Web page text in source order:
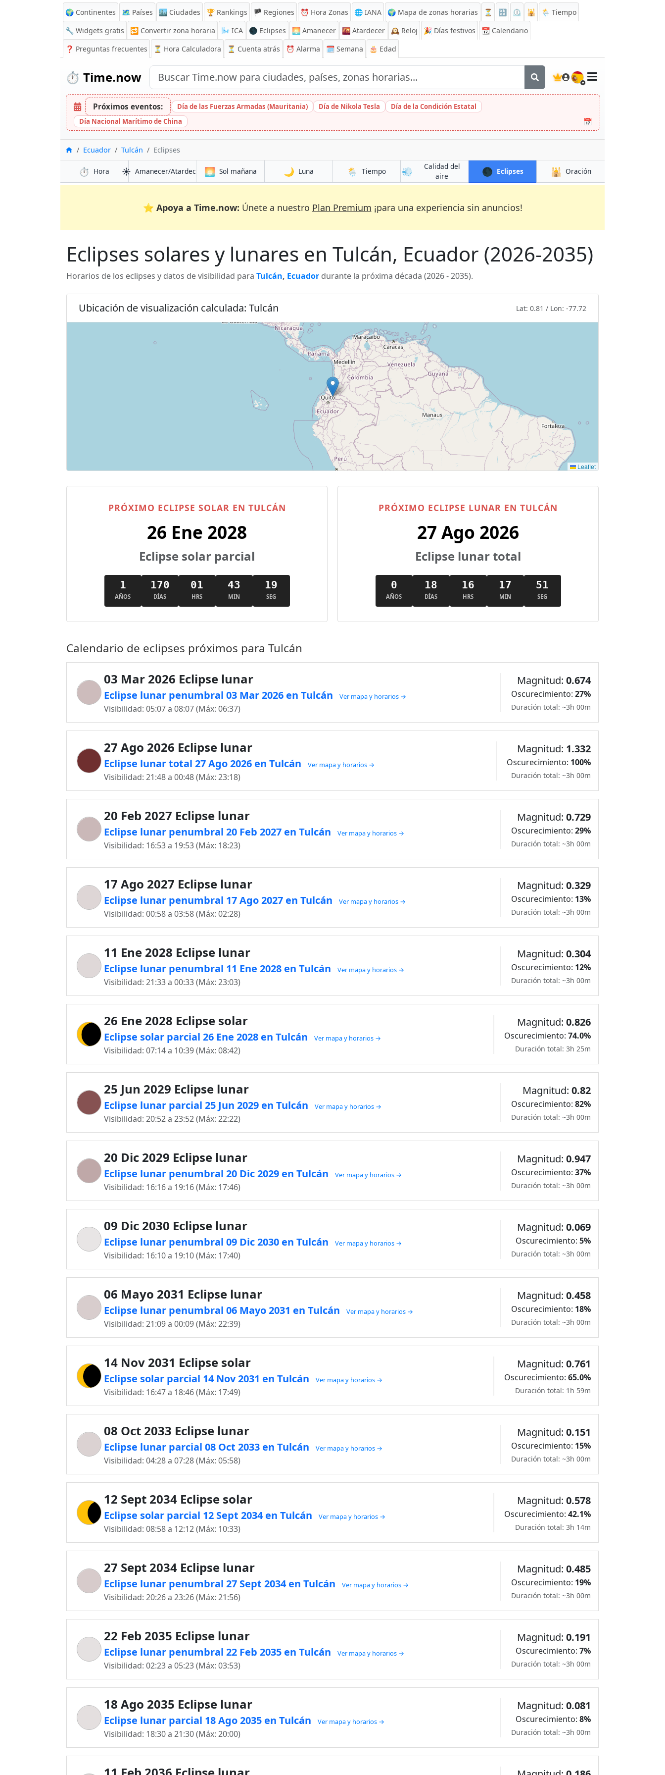
🌍 Continentes 🗺️ Países 🏙️ Ciudades 🏆 Rankings 🏴 Regiones ⏰ Hora Zonas 🌐 IANA 🌍 Mapa de zonas horarias ⏳ 🔡 ⏲️ 🕌
🌦️ Tiempo
🔧 Widgets gratis
🔁 Convertir zona horaria 🌬️ ICA 🌑 Eclipses 🌅 Amanecer 🌇 Atardecer 🕰️ Reloj 🎉 Días festivos 📆 Calendario
❓ Preguntas frecuentes ⏳ Hora Calculadora ⏳ Cuenta atrás ⏰ Alarma 🗓️ Semana 🎂 Edad
⏱️ Time.now 🇪🇸
Próximos eventos: Día de las Fuerzas Armadas (Mauritania) Día de Nikola Tesla
Día de la Condición Estatal
Día Nacional Marítimo de China
📅
InicioEcuador Tulcán Eclipses
⏱️ Hora ☀️ Amanecer/Atardecer 🌅 Sol mañana 🌙 Luna 🌦️ Tiempo 💨
Calidad del
aire
🌑 Eclipses 🕌 Oración
⭐ Apoya a Time.now: Únete a nuestro Plan Premium ¡para una experiencia sin anuncios!
Eclipses solares y lunares en Tulcán, Ecuador (2026-2035)
Horarios de los eclipses y datos de visibilidad para Tulcán, Ecuador durante la próxima década (2026 - 2035).
Ubicación de visualización calculada: Tulcán Lat: 0.81 / Lon: -77.72
Leaflet
PRÓXIMO ECLIPSE SOLAR EN TULCÁN
26 Ene 2028
Eclipse solar parcial
1
AÑOS
170
DÍAS
01
HRS
43
MIN
18
SEG
PRÓXIMO ECLIPSE LUNAR EN TULCÁN
27 Ago 2026
Eclipse lunar total
0
AÑOS
18
DÍAS
16
HRS
17
MIN
50
SEG
Calendario de eclipses próximos para Tulcán
03 Mar 2026 Eclipse lunar
Eclipse lunar penumbral 03 Mar 2026 en Tulcán Ver mapa y horarios →
Visibilidad: 05:07 a 08:07 (Máx: 06:37)
Magnitud: 0.674
Oscurecimiento: 27%
Duración total: ~3h 00m
27 Ago 2026 Eclipse lunar
Eclipse lunar total 27 Ago 2026 en Tulcán Ver mapa y horarios →
Visibilidad: 21:48 a 00:48 (Máx: 23:18)
Magnitud: 1.332
Oscurecimiento: 100%
Duración total: ~3h 00m
20 Feb 2027 Eclipse lunar
Eclipse lunar penumbral 20 Feb 2027 en Tulcán Ver mapa y horarios →
Visibilidad: 16:53 a 19:53 (Máx: 18:23)
Magnitud: 0.729
Oscurecimiento: 29%
Duración total: ~3h 00m
17 Ago 2027 Eclipse lunar
Eclipse lunar penumbral 17 Ago 2027 en Tulcán Ver mapa y horarios →
Visibilidad: 00:58 a 03:58 (Máx: 02:28)
Magnitud: 0.329
Oscurecimiento: 13%
Duración total: ~3h 00m
11 Ene 2028 Eclipse lunar
Eclipse lunar penumbral 11 Ene 2028 en Tulcán Ver mapa y horarios →
Visibilidad: 21:33 a 00:33 (Máx: 23:03)
Magnitud: 0.304
Oscurecimiento: 12%
Duración total: ~3h 00m
26 Ene 2028 Eclipse solar
Eclipse solar parcial 26 Ene 2028 en Tulcán Ver mapa y horarios →
Visibilidad: 07:14 a 10:39 (Máx: 08:42)
Magnitud: 0.826
Oscurecimiento: 74.0%
Duración total: 3h 25m
25 Jun 2029 Eclipse lunar
Eclipse lunar parcial 25 Jun 2029 en Tulcán Ver mapa y horarios →
Visibilidad: 20:52 a 23:52 (Máx: 22:22)
Magnitud: 0.82
Oscurecimiento: 82%
Duración total: ~3h 00m
20 Dic 2029 Eclipse lunar
Eclipse lunar penumbral 20 Dic 2029 en Tulcán Ver mapa y horarios →
Visibilidad: 16:16 a 19:16 (Máx: 17:46)
Magnitud: 0.947
Oscurecimiento: 37%
Duración total: ~3h 00m
09 Dic 2030 Eclipse lunar
Eclipse lunar penumbral 09 Dic 2030 en Tulcán Ver mapa y horarios →
Visibilidad: 16:10 a 19:10 (Máx: 17:40)
Magnitud: 0.069
Oscurecimiento: 5%
Duración total: ~3h 00m
06 Mayo 2031 Eclipse lunar
Eclipse lunar penumbral 06 Mayo 2031 en Tulcán Ver mapa y horarios →
Visibilidad: 21:09 a 00:09 (Máx: 22:39)
Magnitud: 0.458
Oscurecimiento: 18%
Duración total: ~3h 00m
14 Nov 2031 Eclipse solar
Eclipse solar parcial 14 Nov 2031 en Tulcán Ver mapa y horarios →
Visibilidad: 16:47 a 18:46 (Máx: 17:49)
Magnitud: 0.761
Oscurecimiento: 65.0%
Duración total: 1h 59m
08 Oct 2033 Eclipse lunar
Eclipse lunar parcial 08 Oct 2033 en Tulcán Ver mapa y horarios →
Visibilidad: 04:28 a 07:28 (Máx: 05:58)
Magnitud: 0.151
Oscurecimiento: 15%
Duración total: ~3h 00m
12 Sept 2034 Eclipse solar
Eclipse solar parcial 12 Sept 2034 en Tulcán Ver mapa y horarios →
Visibilidad: 08:58 a 12:12 (Máx: 10:33)
Magnitud: 0.578
Oscurecimiento: 42.1%
Duración total: 3h 14m
27 Sept 2034 Eclipse lunar
Eclipse lunar penumbral 27 Sept 2034 en Tulcán Ver mapa y horarios →
Visibilidad: 20:26 a 23:26 (Máx: 21:56)
Magnitud: 0.485
Oscurecimiento: 19%
Duración total: ~3h 00m
22 Feb 2035 Eclipse lunar
Eclipse lunar penumbral 22 Feb 2035 en Tulcán Ver mapa y horarios →
Visibilidad: 02:23 a 05:23 (Máx: 03:53)
Magnitud: 0.191
Oscurecimiento: 7%
Duración total: ~3h 00m
18 Ago 2035 Eclipse lunar
Eclipse lunar parcial 18 Ago 2035 en Tulcán Ver mapa y horarios →
Visibilidad: 18:30 a 21:30 (Máx: 20:00)
Magnitud: 0.081
Oscurecimiento: 8%
Duración total: ~3h 00m